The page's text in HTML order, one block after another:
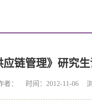
链管理》研究
者： 时间：2012-11-06